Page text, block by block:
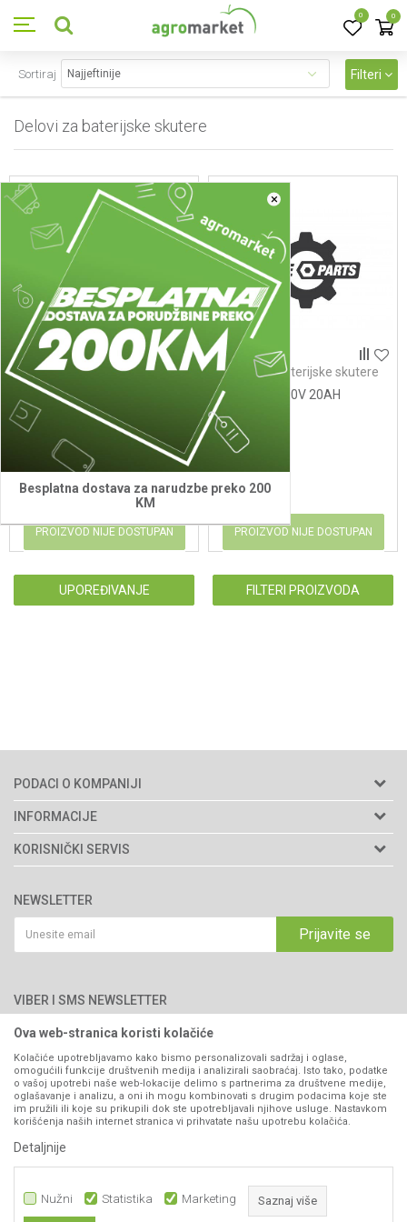
0 0
×
Besplatna dostava za narudzbe preko 200
KM
Delovi za baterijske skutere
Sortiraj Filteri
Delovi za baterijske skutere
PNEUMATIK
41,00
PROIZVOD NIJE DOSTUPAN
Delovi za baterijske skutere
BATERIJA 60V 20AH
635,00
PROIZVOD NIJE DOSTUPAN
UPOREĐIVANJE FILTERI PROIZVODA
PODACI O KOMPANIJI
Agromarket d.o.o.
Matični broj: 11003826
76300 Bijeljina
066/44-99-00
INFORMACIJE
O nama
Brendovi
Katalozi
Saradnja
Kontakt
KORISNIČKI SERVIS
Politika privatnosti
Kako kupiti
Isporuka
Pravo na odustajanje
Reklamacije
Povraćaj sredstava
Zamjena artikala
Plaćanje karticama
NEWSLETTER
Prijavite se
VIBER I SMS NEWSLETTER
PRATITE NAS
Ova web-stranica koristi kolačiće
Kolačiće upotrebljavamo kako bismo personalizovali sadržaj i oglase,
omogućili funkcije društvenih medija i analizirali saobraćaj. Isto tako, podatke
o vašoj upotrebi naše web-lokacije delimo s partnerima za društvene medije,
oglašavanje i analizu, a oni ih mogu kombinovati s drugim podacima koje ste
im pružili ili koje su prikupili dok ste upotrebljavali njihove usluge. Nastavkom
korišćenja naših internet stranica vi prihvatate našu upotrebu kolačića.
Detaljnije
Nužni Statistika Marketing Saznaj više